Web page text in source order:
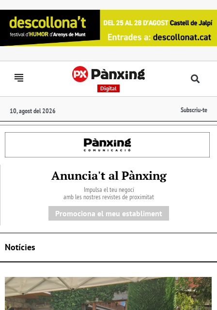
Digital
10, agost del 2026 Subscriu-te
Anuncia't al Pànxing
Impulsa el teu negoci
amb les nostres revistes de proximitat
Promociona el meu establiment
Notícies